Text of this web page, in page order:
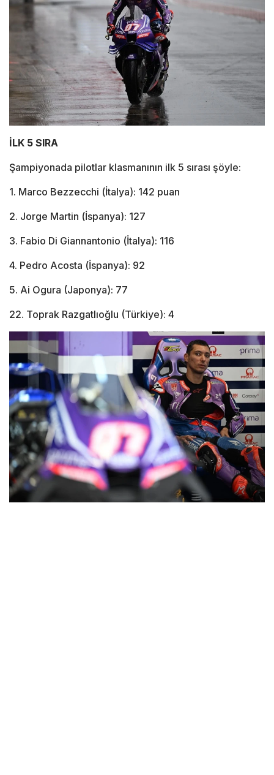
İLK 5 SIRA
Şampiyonada pilotlar klasmanının ilk 5 sırası şöyle:
1. Marco Bezzecchi (İtalya): 142 puan
2. Jorge Martin (İspanya): 127
3. Fabio Di Giannantonio (İtalya): 116
4. Pedro Acosta (İspanya): 92
5. Ai Ogura (Japonya): 77
22. Toprak Razgatlıoğlu (Türkiye): 4